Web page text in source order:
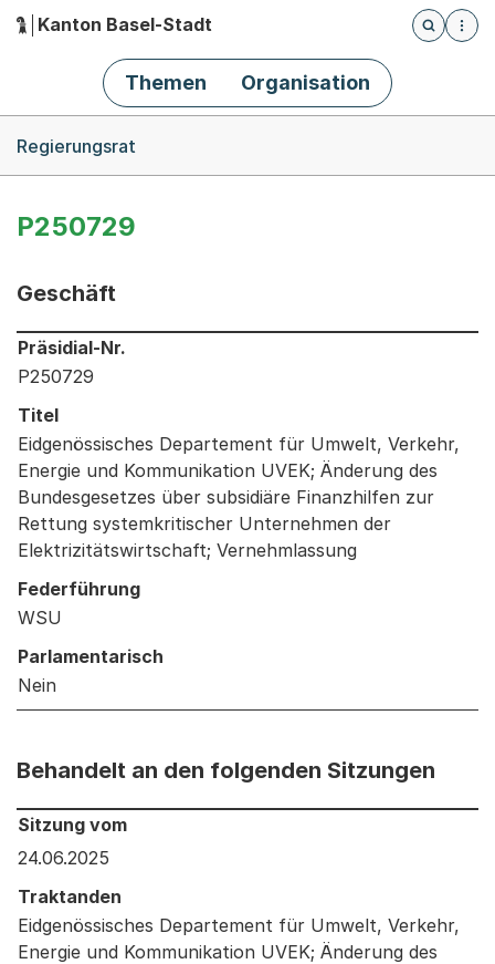
Hauptnavigation
Kanton Basel-Stadt
Öffnet
Themen Organisation
Regierungsrat
P250729
Geschäft
Informationen zum Ausgewählten Geschäft
Präsidial-Nr.
P250729
Titel
Eidgenössisches Departement für Umwelt, Verkehr,
Energie und Kommunikation UVEK; Änderung des
Bundesgesetzes über subsidiäre Finanzhilfen zur
Rettung systemkritischer Unternehmen der
Elektrizitätswirtschaft; Vernehmlassung
Federführung
WSU
Parlamentarisch
Nein
Behandelt an den folgenden Sitzungen
Behandelt an den folgenden Sitzungen: Informationen
Sitzung vom
24.06.2025
Traktanden
Eidgenössisches Departement für Umwelt, Verkehr,
Energie und Kommunikation UVEK; Änderung des